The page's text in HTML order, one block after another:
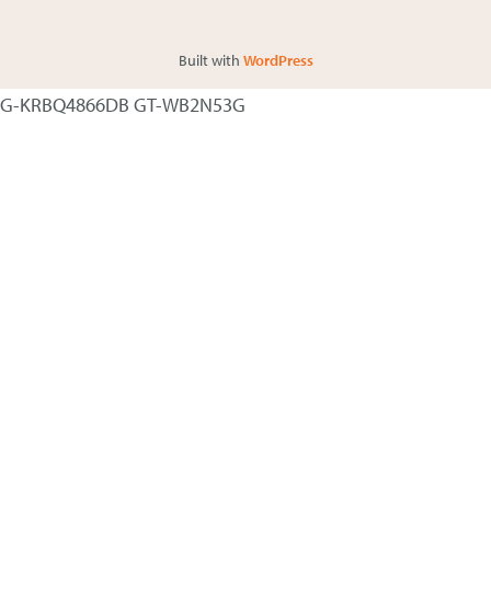
Built with WordPress
G-KRBQ4866DB GT-WB2N53G